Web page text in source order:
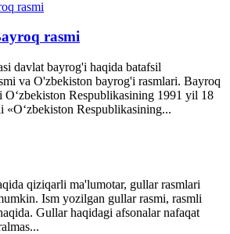
rasmi
davlat bayrog'i haqida batafsil
va O'zbekiston bayrog'i rasmlari. Bayroq
O‘zbekiston Respublikasining 1991 yil 18
Respublikasining...
qiziqarli ma'lumotar, gullar rasmlari
Ism yozilgan gullar rasmi, rasmli
Gullar haqidagi afsonalar nafaqat